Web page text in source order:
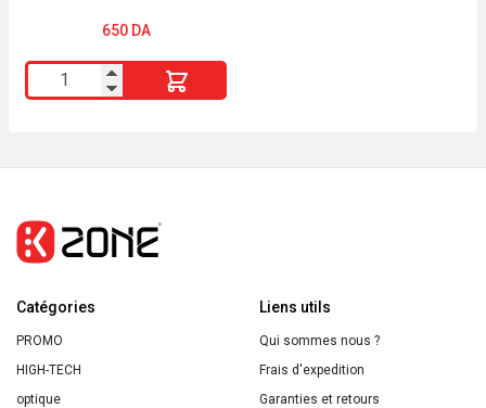
650 DA
quantité
de
Douche
BIO
Vera
&
Fleur
de
Catégories
PROMO
HIGH-TECH
optique
Liens utils
Qui sommes nous ?
Frais d'expedition
Garanties et retours